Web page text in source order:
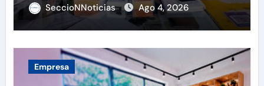
SeccioNNoticias Ago 4, 2026
Empresa